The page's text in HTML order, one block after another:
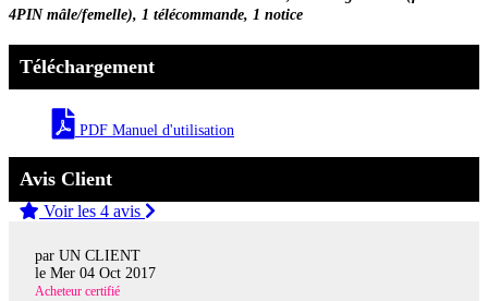
4PIN mâle/femelle), 1 télécommande, 1 notice
Téléchargement
PDF Manuel d'utilisation
Avis Client
Voir les 4 avis
par UN CLIENT
le Mer 04 Oct 2017
Acheteur certifié